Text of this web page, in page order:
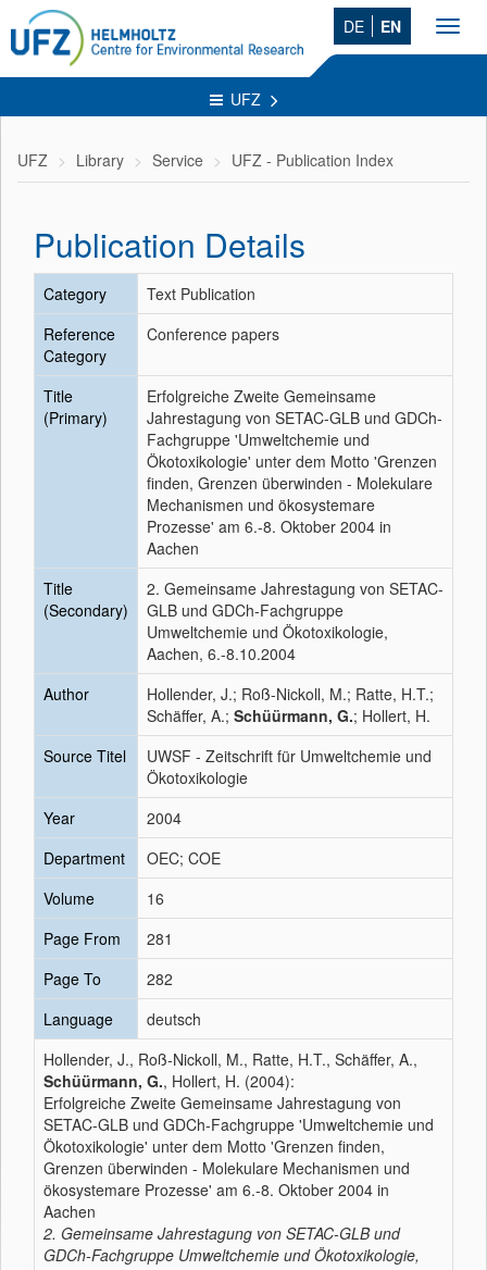
DE EN
UFZ
UFZ Library Service UFZ - Publication Index
Publication Details
Category
Text Publication
Reference
Category
Conference papers
Title
(Primary)
Erfolgreiche Zweite Gemeinsame
Jahrestagung von SETAC-GLB und GDCh-
Fachgruppe 'Umweltchemie und
Ökotoxikologie' unter dem Motto 'Grenzen
finden, Grenzen überwinden - Molekulare
Mechanismen und ökosystemare
Prozesse' am 6.-8. Oktober 2004 in
Aachen
Title
(Secondary)
2. Gemeinsame Jahrestagung von SETAC-
GLB und GDCh-Fachgruppe
Umweltchemie und Ökotoxikologie,
Aachen, 6.-8.10.2004
Author
Hollender, J.; Roß-Nickoll, M.; Ratte, H.T.;
Schäffer, A.; Schüürmann, G.; Hollert, H.
Source Titel
UWSF - Zeitschrift für Umweltchemie und
Ökotoxikologie
Year
2004
Department
OEC; COE
Volume
16
Page From
281
Page To
282
Language
deutsch
Hollender, J., Roß-Nickoll, M., Ratte, H.T., Schäffer, A.,
Schüürmann, G., Hollert, H. (2004):
Erfolgreiche Zweite Gemeinsame Jahrestagung von
SETAC-GLB und GDCh-Fachgruppe 'Umweltchemie und
Ökotoxikologie' unter dem Motto 'Grenzen finden,
Grenzen überwinden - Molekulare Mechanismen und
ökosystemare Prozesse' am 6.-8. Oktober 2004 in
Aachen
2. Gemeinsame Jahrestagung von SETAC-GLB und
GDCh-Fachgruppe Umweltchemie und Ökotoxikologie,